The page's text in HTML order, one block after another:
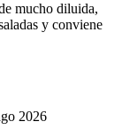
mucho diluida,
y conviene
2026